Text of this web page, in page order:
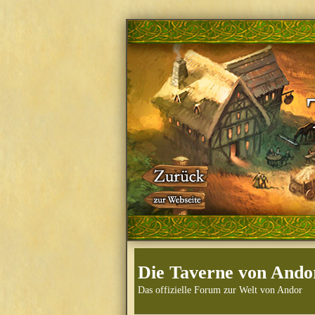
Die Taverne von
Das offizielle Forum zur Welt von Andor